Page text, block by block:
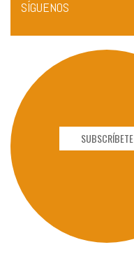
SÍGUENOS
SUBSCRÍBETE